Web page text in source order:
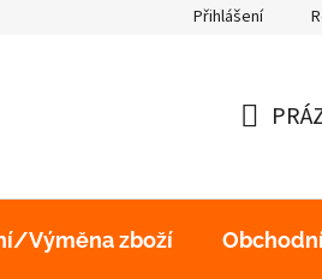
Přihlášení
KOŠÍK
Výměna zboží